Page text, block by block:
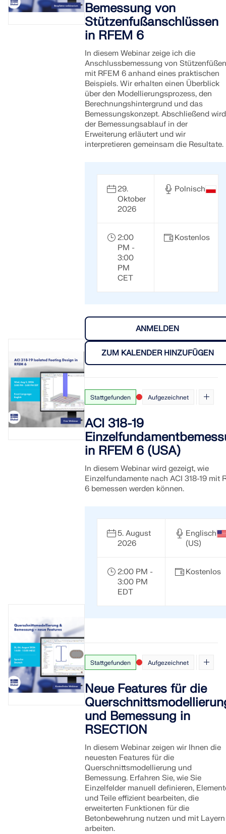
Bemessung von
Stützenfußanschlüssen
in RFEM 6
In diesem Webinar zeige ich die
Anschlussbemessung von Stützenfüßen
mit RFEM 6 anhand eines praktischen
Beispiels. Wir erhalten einen Überblick
über den Modellierungsprozess, den
Berechnungshintergrund und das
Bemessungskonzept. Abschließend wird
der Bemessungsablauf in der
Erweiterung erläutert und wir
interpretieren gemeinsam die Resultate.
29.
Oktober
2026
Polnisch
2:00
PM -
3:00
PM
CET
Kostenlos
ANMELDEN
ZUM KALENDER HINZUFÜGEN
Stattgefunden Aufgezeichnet
ACI 318-19
in RFEM 6 (USA)
In diesem Webinar wird gezeigt, wie
Einzelfundamente nach ACI 318-19 mit
6 bemessen werden können.
5. August
2026
Englisch
(US)
2:00 PM -
3:00 PM
EDT
Kostenlos
Stattgefunden Aufgezeichnet
Neue Features für die
und Bemessung in
RSECTION
In diesem Webinar zeigen wir Ihnen die
neuesten Features für die
Querschnittsmodellierung und
Bemessung. Erfahren Sie, wie Sie
Einzelfelder manuell definieren,
und Teile effizient bearbeiten, die
erweiterten Funktionen für die
Betonbewehrung nutzen und mit Layern
arbeiten.